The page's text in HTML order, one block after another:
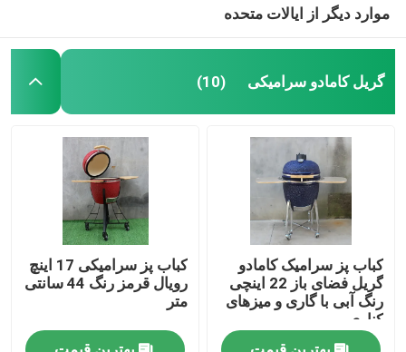
خانه
محصولات
دربارهی ما
موارد دیگر از ایالات متحده
گریل کامادو سرامیکی (10)
کباب پز سرامیک کامادو
گریل فضای باز 22 اینچی
رنگ آبی با گاری و میزهای
کناری
کباب پز سرامیکی 17 اینچ
رویال قرمز رنگ 44 سانتی
متر